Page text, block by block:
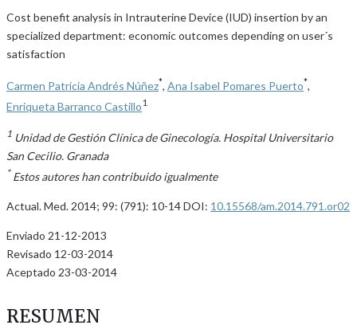
Cost benefit analysis in Intrauterine Device (IUD) insertion by an
specialized department: economic outcomes depending on user´s
satisfaction
Carmen Patricia Andrés Núñez*, Ana Isabel Pomares Puerto*,
Enriqueta Barranco Castillo1
1 Unidad de Gestión Clínica de Ginecología. Hospital Universitario
San Cecilio. Granada
* Estos autores han contribuido igualmente
Actual. Med. 2014; 99: (791): 10-14 DOI: 10.15568/am.2014.791.or02
Enviado 21-12-2013
Revisado 12-03-2014
Aceptado 23-03-2014
RESUMEN